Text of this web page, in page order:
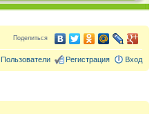
Поделиться
Пользователи Регистрация Вход